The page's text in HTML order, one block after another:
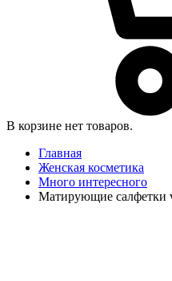
В корзине нет товаров.
Главная
Женская косметика
Много интересного
Матирующие салфетки